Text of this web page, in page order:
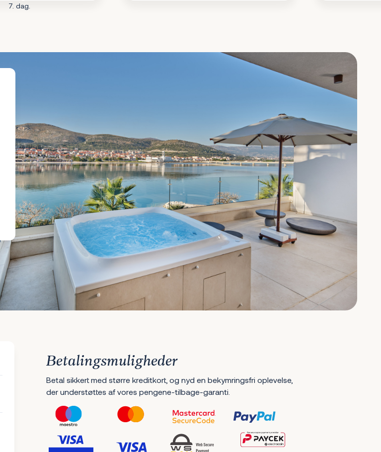
7. dag.
Betalingsmuligheder
Betal sikkert med større kreditkort, og nyd en bekymringsfri oplevelse,
der understøttes af vores pengene-tilbage-garanti.